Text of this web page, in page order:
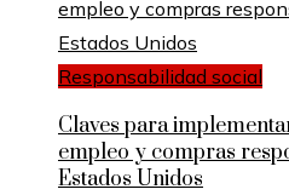
Responsabilidad social
Claves para
empleo y compras
Estados Unidos